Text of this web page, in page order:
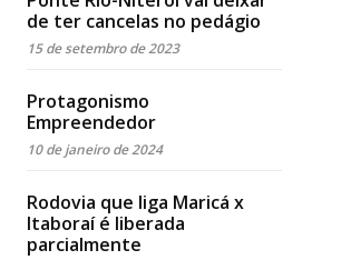
de ter cancelas no pedágio
15 de setembro de 2023
Protagonismo
Empreendedor
10 de janeiro de 2024
Rodovia que liga Maricá x
Itaboraí é liberada
parcialmente